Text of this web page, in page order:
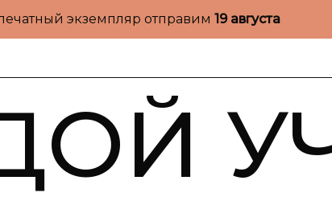
экземпляр отправим 19 августа